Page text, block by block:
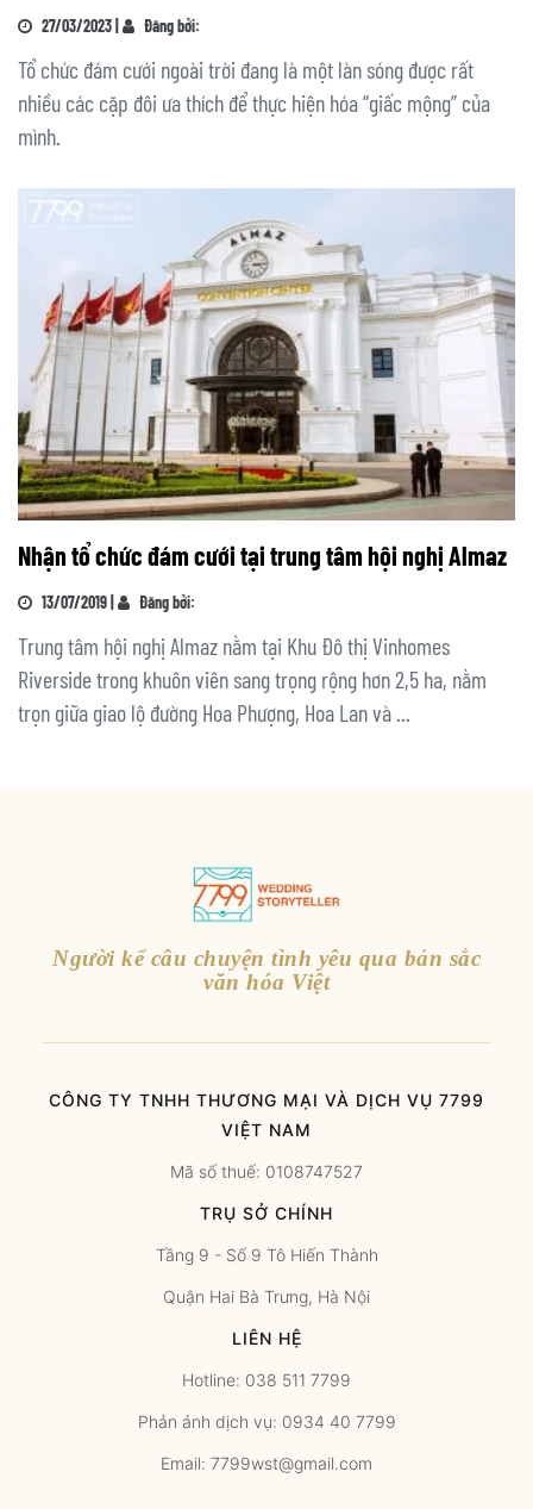
27/03/2023 | Đăng bởi:
Tổ chức đám cưới ngoài trời đang là một làn sóng được rất
nhiều các cặp đôi ưa thích để thực hiện hóa “giấc mộng” của
mình.
Nhận tổ chức đám cưới tại trung tâm hội nghị Almaz
13/07/2019 | Đăng bởi:
Trung tâm hội nghị Almaz nằm tại Khu Đô thị Vinhomes
Riverside trong khuôn viên sang trọng rộng hơn 2,5 ha, nằm
trọn giữa giao lộ đường Hoa Phượng, Hoa Lan và ...
Người kể câu chuyện tình yêu qua bản sắc
văn hóa Việt
CÔNG TY TNHH THƯƠNG MẠI VÀ DỊCH VỤ 7799
VIỆT NAM
Mã số thuế: 0108747527
TRỤ SỞ CHÍNH
Tầng 9 - Số 9 Tô Hiến Thành
Quận Hai Bà Trưng, Hà Nội
LIÊN HỆ
Hotline: 038 511 7799
Phản ánh dịch vụ: 0934 40 7799
Email: 7799wst@gmail.com